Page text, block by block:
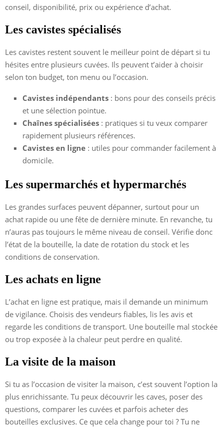
conseil, disponibilité, prix ou expérience d’achat.
Les cavistes spécialisés
Les cavistes restent souvent le meilleur point de départ si tu
hésites entre plusieurs cuvées. Ils peuvent t’aider à choisir
selon ton budget, ton menu ou l’occasion.
Cavistes indépendants : bons pour des conseils précis
et une sélection pointue.
Chaînes spécialisées : pratiques si tu veux comparer
rapidement plusieurs références.
Cavistes en ligne : utiles pour commander facilement à
domicile.
Les supermarchés et hypermarchés
Les grandes surfaces peuvent dépanner, surtout pour un
achat rapide ou une fête de dernière minute. En revanche, tu
n’auras pas toujours le même niveau de conseil. Vérifie donc
l’état de la bouteille, la date de rotation du stock et les
conditions de conservation.
Les achats en ligne
L’achat en ligne est pratique, mais il demande un minimum
de vigilance. Choisis des vendeurs fiables, lis les avis et
regarde les conditions de transport. Une bouteille mal stockée
ou trop exposée à la chaleur peut perdre en qualité.
La visite de la maison
Si tu as l’occasion de visiter la maison, c’est souvent l’option la
plus enrichissante. Tu peux découvrir les caves, poser des
questions, comparer les cuvées et parfois acheter des
bouteilles exclusives. Ce que cela change pour toi ? Tu ne